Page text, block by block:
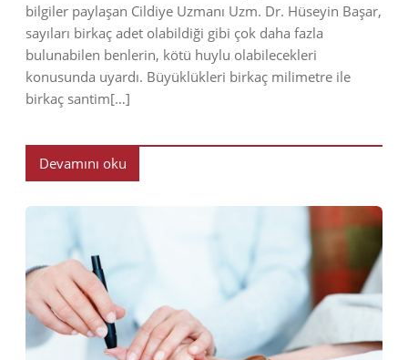
bilgiler paylaşan Cildiye Uzmanı Uzm. Dr. Hüseyin Başar,
sayıları birkaç adet olabildiği gibi çok daha fazla
bulunabilen benlerin, kötü huylu olabilecekleri
konusunda uyardı. Büyüklükleri birkaç milimetre ile
birkaç santim[…]
Devamını oku
2019